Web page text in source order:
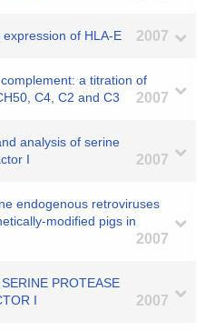
of HLA-E 2007
a titration of
C4, C2 and C3
2007
analysis of serine
I
2007
endogenous retroviruses
modified pigs in
2007
PROTEASE
I
2007